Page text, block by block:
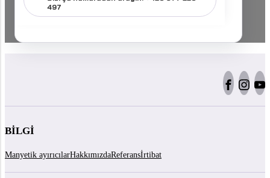
497
BILGI
Manyetik ayırıcılarHakkımızdaReferansİrtibat